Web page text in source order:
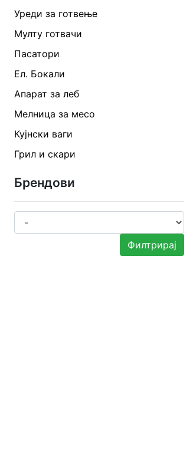
Уреди за готвење
Мулту готвачи
Пасатори
Ел. Бокали
Апарат за леб
Мелница за месо
Кујнски ваги
Грил и скари
Брендови
Филтрирај